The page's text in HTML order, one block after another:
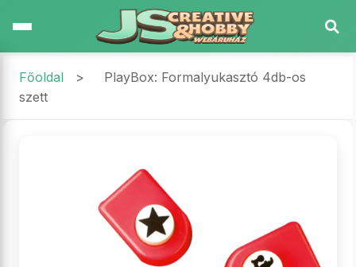
Főoldal >
PlayBox: Formalyukasztó 4db-os
szett